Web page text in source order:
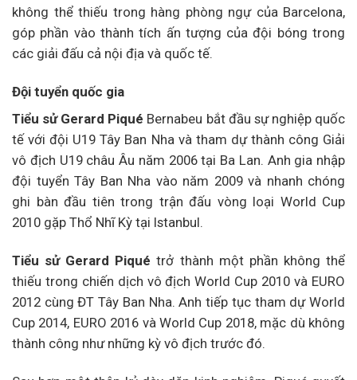
không thể thiếu trong hàng phòng ngự của Barcelona,
góp phần vào thành tích ấn tượng của đội bóng trong
các giải đấu cả nội địa và quốc tế.
Đội tuyển quốc gia
Tiểu sử Gerard Piqué Bernabeu bắt đầu sự nghiệp quốc
tế với đội U19 Tây Ban Nha và tham dự thành công Giải
vô địch U19 châu Âu năm 2006 tại Ba Lan. Anh gia nhập
đội tuyển Tây Ban Nha vào năm 2009 và nhanh chóng
ghi bàn đầu tiên trong trận đấu vòng loại World Cup
2010 gặp Thổ Nhĩ Kỳ tại Istanbul.
Tiểu sử Gerard Piqué trở thành một phần không thể
thiếu trong chiến dịch vô địch World Cup 2010 và EURO
2012 cùng ĐT Tây Ban Nha. Anh tiếp tục tham dự World
Cup 2014, EURO 2016 và World Cup 2018, mặc dù không
thành công như những kỳ vô địch trước đó.